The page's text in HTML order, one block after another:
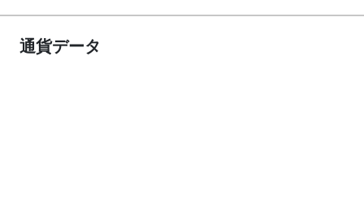
通貨データ